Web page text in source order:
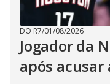
DO R7/01/08/2026
Jogador da
após